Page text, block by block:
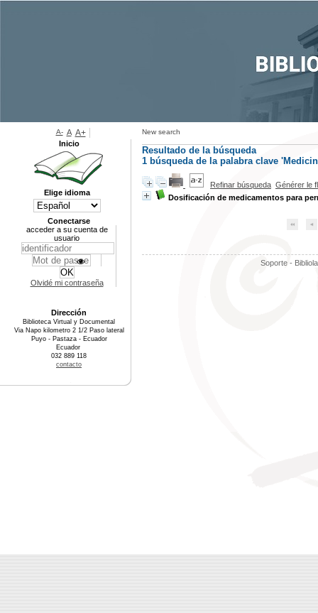
New search
Resultado de la búsqueda
1 búsqueda de la palabra clave
Refinar búsqueda Générer le
Dosificación de medicamentos para
Soporte -
A- A A+
Inicio
Elige idioma
Conectarse
acceder a su cuenta de
usuario
Olvidé mi contraseña
Dirección
Biblioteca Virtual y Documental
Via Napo kilometro 2 1/2 Paso lateral
Puyo - Pastaza - Ecuador
Ecuador
032 889 118
contacto